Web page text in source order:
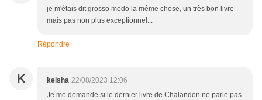
je m'étais dit grosso modo la même chose, un très bon livre
mais pas non plus exceptionnel...
Répondre
K keisha 22/08/2023 12:06
Je me demande si le dernier livre de Chalandon ne parle pas